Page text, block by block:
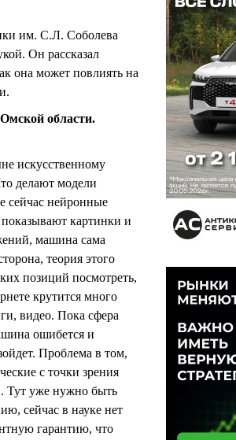
им. С.Л. Соболева
Он рассказал
она может повлиять на
области.
искусственному
делают модели
сейчас нейронные
картинки и
машина сама
теория этого
позиций посмотреть,
крутится много
видео. Пока сфера
ошибется и
Проблема в том,
с точки зрения
Тут уже нужно быть
сейчас в науке нет
гарантию, что